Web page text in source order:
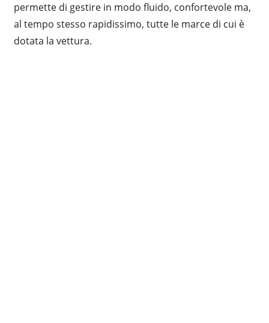
permette di gestire in modo fluido, confortevole ma,
al tempo stesso rapidissimo, tutte le marce di cui è
dotata la vettura.